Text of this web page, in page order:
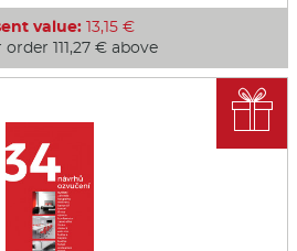
value:13,15 €
111,27 € above
